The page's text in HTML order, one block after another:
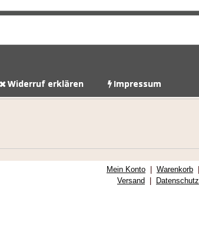
Widerruf erklären Impressum
Mein Konto Warenkorb
Versand
Datenschutz